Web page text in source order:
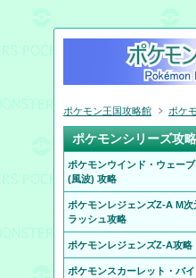
ポケモン王国攻略館 ポケ
ポケモンシリーズ攻略
ポケモンウインド・ウェーブ
(風波) 攻略
ポケモンレジェンズZ-A M次
ラッシュ攻略
ポケモンレジェンズZ-A攻略
ポケモンスカーレット・バイ